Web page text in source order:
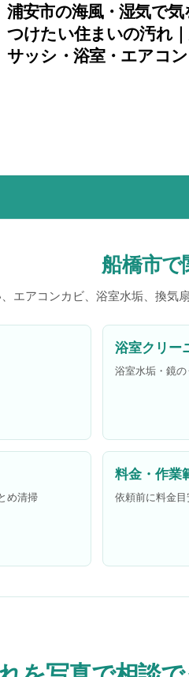
浦安市の海風・湿気で気
つけたい住まいの汚れ
サッシ・浴室・エアコン
船橋市
エアコンカビ、浴室水垢、換気
浴室クリー
浴室水垢・鏡
め清掃
料金・作業
依頼前に料金